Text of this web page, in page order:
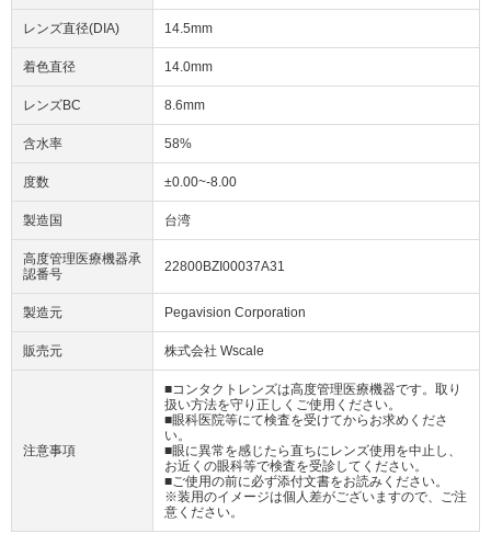
レンズ直径(DIA) 14.5mm
着色直径 14.0mm
レンズBC 8.6mm
含水率 58%
度数 ±0.00~-8.00
製造国 台湾
高度管理医療機器承
認番号
22800BZI00037A31
製造元 Pegavision Corporation
販売元 株式会社 Wscale
注意事項
■コンタクトレンズは高度管理医療機器です。取り
扱い方法を守り正しくご使用ください。
■眼科医院等にて検査を受けてからお求めくださ
い。
■眼に異常を感じたら直ちにレンズ使用を中止し、
お近くの眼科等で検査を受診してください。
■ご使用の前に必ず添付文書をお読みください。
※装用のイメージは個人差がございますので、ご注
意ください。